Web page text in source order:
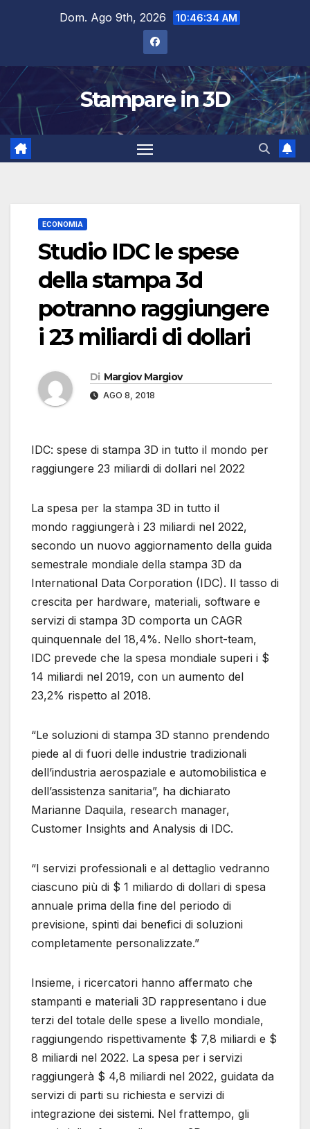
Dom. Ago 9th, 2026 10:46:35 AM
Stampare in 3D
ECONOMIA
Studio IDC le spese
della stampa 3d
potranno raggiungere
i 23 miliardi di dollari
Di Margiov Margiov
AGO 8, 2018
IDC: spese di stampa 3D in tutto il mondo per
raggiungere 23 miliardi di dollari nel 2022
La spesa per la stampa 3D in tutto il
mondo raggiungerà i 23 miliardi nel 2022,
secondo un nuovo aggiornamento della guida
semestrale mondiale della stampa 3D da
International Data Corporation (IDC). Il tasso di
crescita per hardware, materiali, software e
servizi di stampa 3D comporta un CAGR
quinquennale del 18,4%. Nello short-team,
IDC prevede che la spesa mondiale superi i $
14 miliardi nel 2019, con un aumento del
23,2% rispetto al 2018.
“Le soluzioni di stampa 3D stanno prendendo
piede al di fuori delle industrie tradizionali
dell’industria aerospaziale e automobilistica e
dell’assistenza sanitaria”, ha dichiarato
Marianne Daquila, research manager,
Customer Insights and Analysis di IDC.
“I servizi professionali e al dettaglio vedranno
ciascuno più di $ 1 miliardo di dollari di spesa
annuale prima della fine del periodo di
previsione, spinti dai benefici di soluzioni
completamente personalizzate.”
Insieme, i ricercatori hanno affermato che
stampanti e materiali 3D rappresentano i due
terzi del totale delle spese a livello mondiale,
raggiungendo rispettivamente $ 7,8 miliardi e $
8 miliardi nel 2022. La spesa per i servizi
raggiungerà $ 4,8 miliardi nel 2022, guidata da
servizi di parti su richiesta e servizi di
integrazione dei sistemi. Nel frattempo, gli